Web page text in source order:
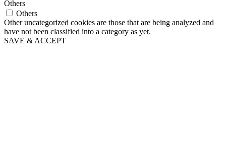
Others
Others
Other uncategorized cookies are those that are being analyzed and
have not been classified into a category as yet.
SAVE & ACCEPT